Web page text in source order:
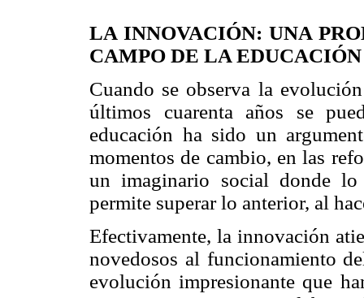
LA INNOVACIÓN: UNA
CAMPO DE LA EDUCACIÓN
Cuando se observa la
últimos cuarenta años se
educación ha sido un
momentos de cambio, en las
un imaginario social donde lo
permite superar lo anterior, al
Efectivamente, la innovación
novedosos al funcionamiento
evolución impresionante que